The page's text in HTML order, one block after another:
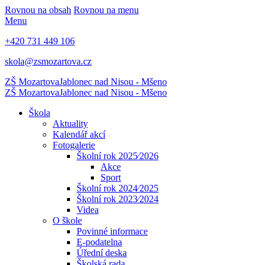
Rovnou na obsah Rovnou na menu
Menu
+420 731 449 106
skola@zsmozartova.cz
ZŠ MozartovaJablonec nad Nisou - Mšeno
ZŠ MozartovaJablonec nad Nisou - Mšeno
Škola
Aktuality
Kalendář akcí
Fotogalerie
Školní rok 2025⁄2026
Akce
Sport
Školní rok 2024⁄2025
Školní rok 2023⁄2024
Videa
O škole
Povinné informace
E-podatelna
Úřední deska